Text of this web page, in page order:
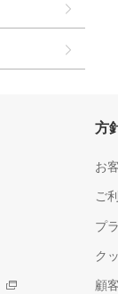
方
お
ご
プ
ク
顧